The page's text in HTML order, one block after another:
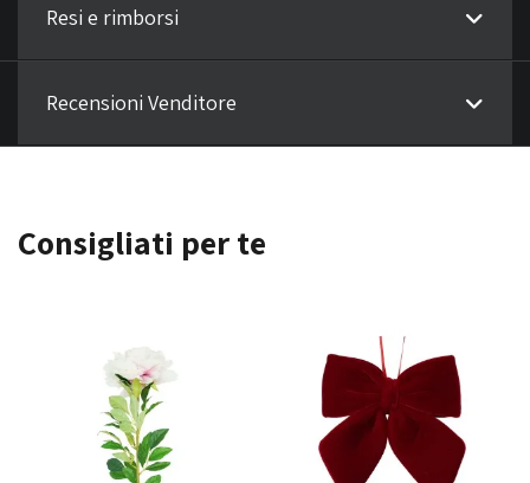
Resi e rimborsi
Recensioni Venditore
Consigliati per te